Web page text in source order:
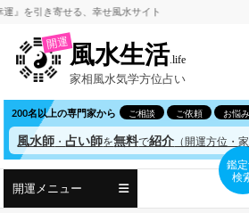
コ
ツ
へ
ス
ッ
き寄せる、幸せ風水サイト
開運風水生活.life
家相風水気学方位占い
200名以上の専門家から ご相談 ご依頼 お悩み
風水師 ・占い師を無料で紹介 （開運方位・
開運メニュー
鑑
検